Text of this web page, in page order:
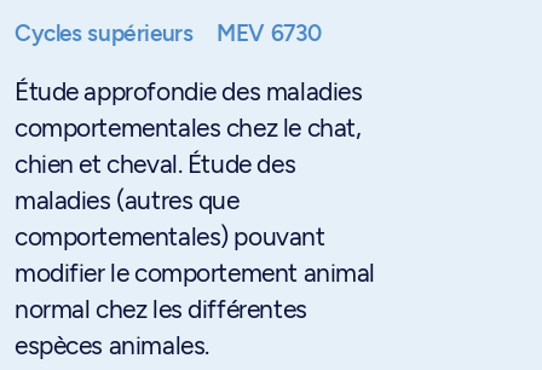
Cycles supérieurs MEV 6730
Étude approfondie des maladies
comportementales chez le chat,
chien et cheval. Étude des
maladies (autres que
comportementales) pouvant
modifier le comportement animal
normal chez les différentes
espèces animales.